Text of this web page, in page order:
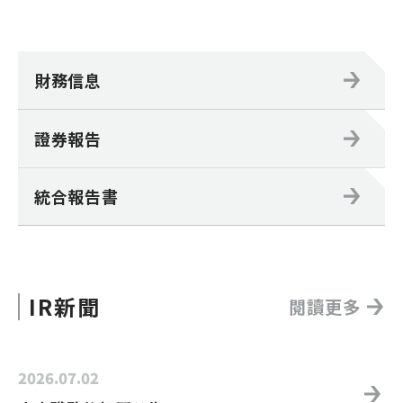
財務信息
證券報告
統合報告書
IR新聞 閱讀更多
2026.07.02